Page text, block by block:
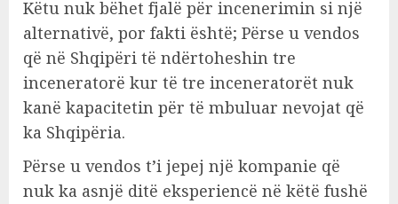
Këtu nuk bëhet fjalë për incenerimin si një
alternativë, por fakti është; Përse u vendos
që në Shqipëri të ndërtoheshin tre
inceneratorë kur të tre inceneratorët nuk
kanë kapacitetin për të mbuluar nevojat që
ka Shqipëria.
Përse u vendos t’i jepej një kompanie që
nuk ka asnjë ditë eksperiencë në këtë fushë